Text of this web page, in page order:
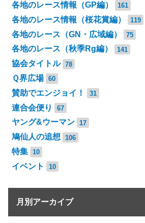
各地のレース情報（GP編） 161
各地のレース情報（桜花賞編） 119
各地のレース（GN・広域編） 75
各地のレース（秋季Rg編） 141
協会タイトル 78
Ｑ界広場 60
賛助でエンジョイ！ 31
連合会便り 67
ヤング&ウーマン 17
鳩仙人の追想 106
特集 10
イベント 10
月別アーカイブ